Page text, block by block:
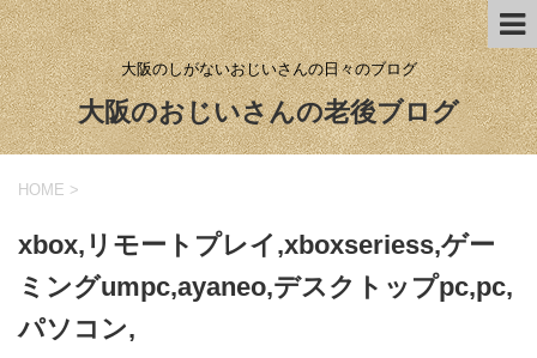
大阪のしがないおじいさんの日々のブログ
大阪のおじいさんの老後ブログ
HOME >
xbox,リモートプレイ,xboxseriess,ゲー
ミングumpc,ayaneo,デスクトップpc,pc,
パソコン,